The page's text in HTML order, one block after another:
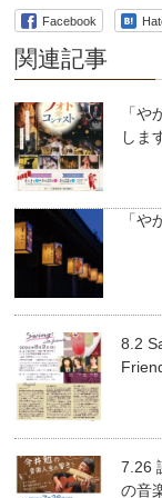
Facebook
関連記事
「
しま
「
8.2
7.26
の音